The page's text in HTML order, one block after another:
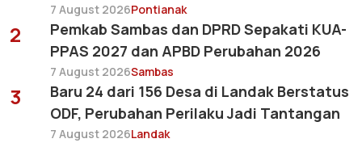
7 August 2026Pontianak
2
Pemkab Sambas dan DPRD Sepakati KUA-
PPAS 2027 dan APBD Perubahan 2026
7 August 2026Sambas
3
Baru 24 dari 156 Desa di Landak Berstatus
ODF, Perubahan Perilaku Jadi Tantangan
7 August 2026Landak